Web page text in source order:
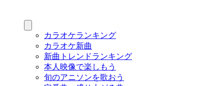
カラオケランキング
カラオケ新曲
新曲トレンドランキング
本人映像で楽しもう
旬のアニソンを歌おう